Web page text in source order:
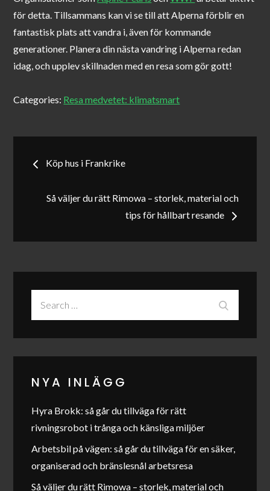
för detta. Tillsammans kan vi se till att Alperna förblir en
fantastisk plats att vandra i, även för kommande
generationer. Planera din nästa vandring i Alperna redan
idag, och upplev skillnaden med en resa som gör gott!
Categories: Resa medvetet: klimatsmart
Inläggsnavigering
Köp hus i Frankrike
Så väljer du rätt Rimowa – storlek, material och
tips för hållbart resande
NYA INLÄGG
Hyra Brokk: så går du tillväga för rätt
rivningsrobot i trånga och känsliga miljöer
Arbetsbil på vägen: så går du tillväga för en säker,
organiserad och bränslesnål arbetsresa
Så väljer du rätt Rimowa – storlek, material och